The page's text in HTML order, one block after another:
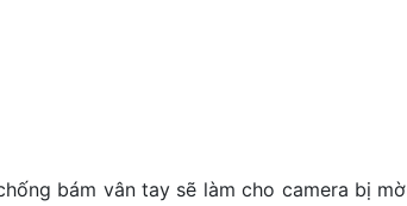
bám vân tay sẽ làm cho camera bị